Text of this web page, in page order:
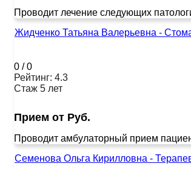
Проводит лечение следующих
Жидченко Татьяна Валерьевна -
0 /0
Рейтинг: 4.3
Стаж 5 лет
Прием от Руб.
Проводит амбулаторный прием
Семенова Ольга Кирилловна -